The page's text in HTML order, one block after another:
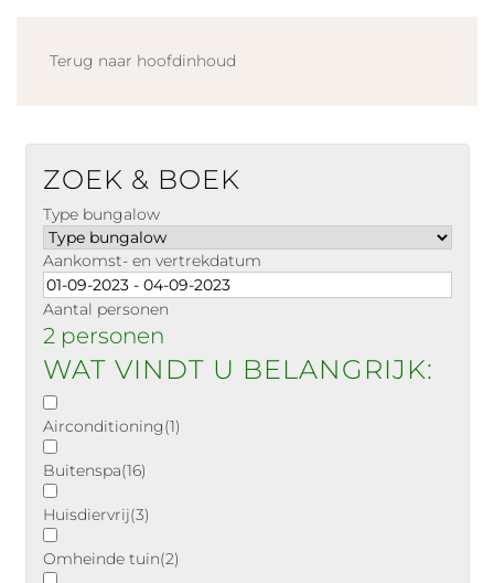
Terug naar hoofdinhoud
ZOEK & BOEK
Type bungalow
Aankomst- en vertrekdatum
Aantal personen
2 personen
WAT VINDT U BELANGRIJK:
Airconditioning(1)
Buitenspa(16)
Huisdiervrij(3)
Omheinde tuin(2)